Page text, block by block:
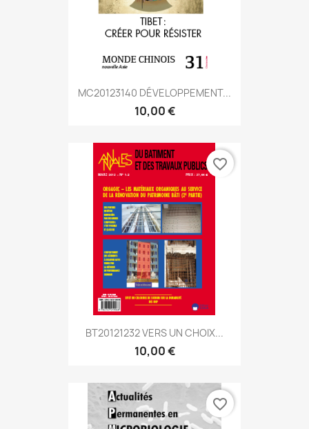
MC20123140 DÉVELOPPEMENT...
10,00 €
BT20121232 VERS UN CHOIX...
10,00 €
favorite_border
favorite_border